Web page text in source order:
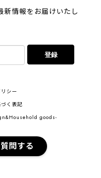
新情報をお届けいたし
登録
シー
く表記
goods-
問する